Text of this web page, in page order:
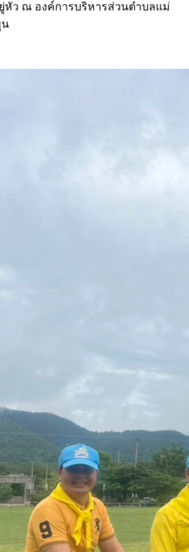
หัว ณ องค์การบริหารส่วนตำบลแม่
น